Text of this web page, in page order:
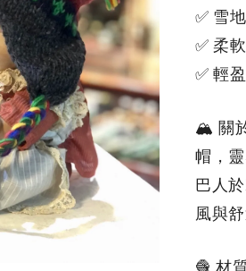
✅ 雪
✅ 柔
✅ 輕
🏔 關
帽，
巴人
風與